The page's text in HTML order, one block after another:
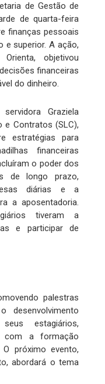
de Gestão de
de quarta-feira
finanças pessoais
e superior. A ação,
objetivou
financeiras
do dinheiro.
Graziela
e Contratos (SLC),
estratégias para
financeiras
o poder dos
de longo prazo,
diárias e a
a aposentadoria.
tiveram a
e participar de
palestras
desenvolvimento
estagiários,
com a formação
próximo evento,
abordará o tema